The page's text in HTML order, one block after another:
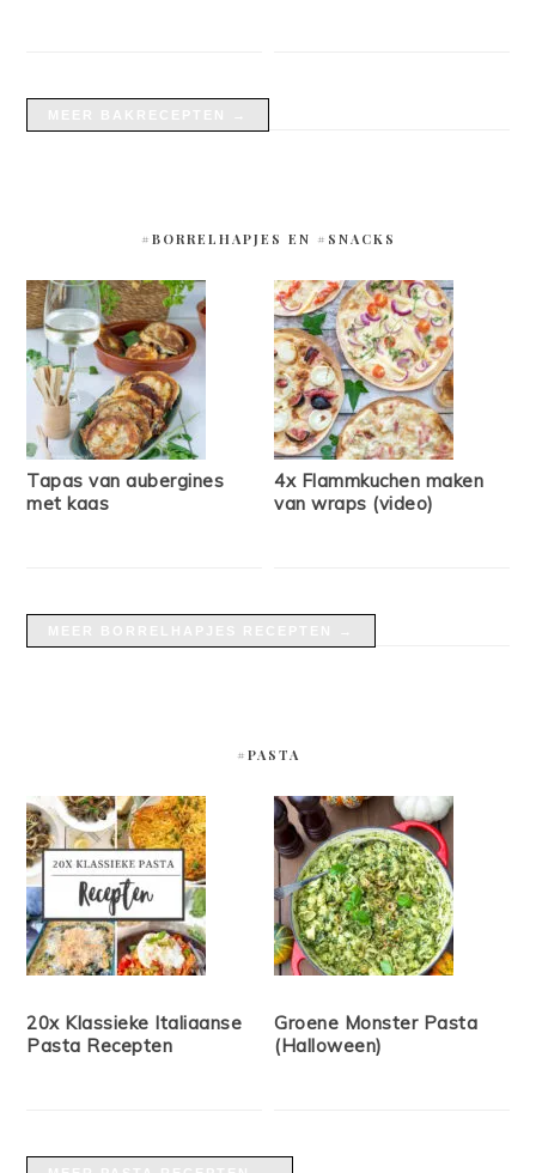
#BORRELHAPJES EN #SNACKS
Tapas van aubergines
met kaas
4x Flammkuchen maken
van wraps (video)
#PASTA
20x Klassieke Italiaanse
Pasta Recepten
Groene Monster Pasta
(Halloween)